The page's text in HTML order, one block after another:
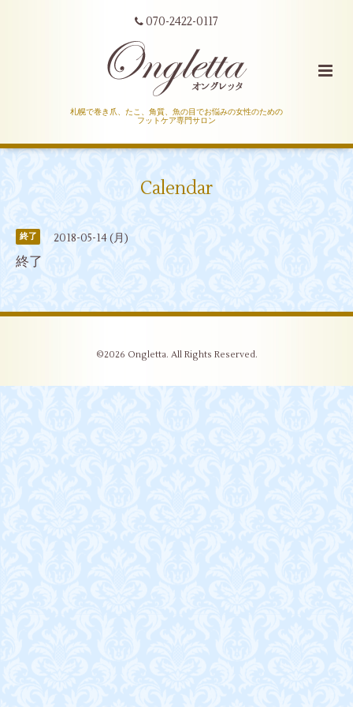
070-2422-0117
札幌で巻き爪、たこ、角質、魚の目でお悩みの女性のための
フットケア専門サロン
Calendar
終了 2018-05-14 (月)
終了
©2026 Ongletta. All Rights Reserved.